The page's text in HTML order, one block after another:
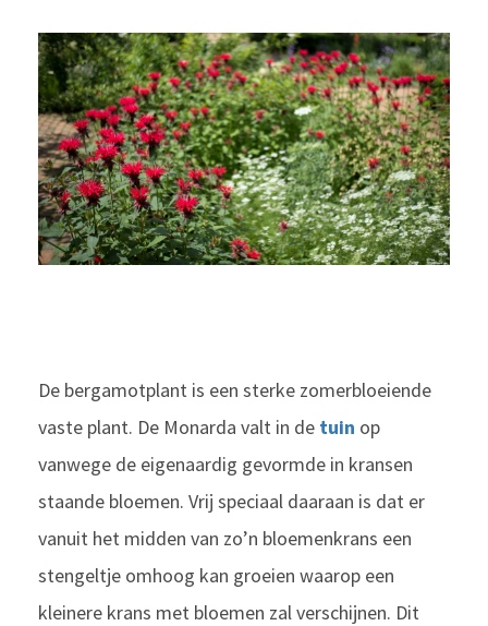
De bergamotplant is een sterke zomerbloeiende
vaste plant. De Monarda valt in de tuin op
vanwege de eigenaardig gevormde in kransen
staande bloemen. Vrij speciaal daaraan is dat er
vanuit het midden van zo’n bloemenkrans een
stengeltje omhoog kan groeien waarop een
kleinere krans met bloemen zal verschijnen. Dit